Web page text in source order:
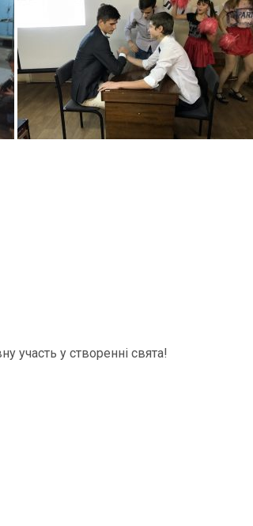
участь у створенні свята!